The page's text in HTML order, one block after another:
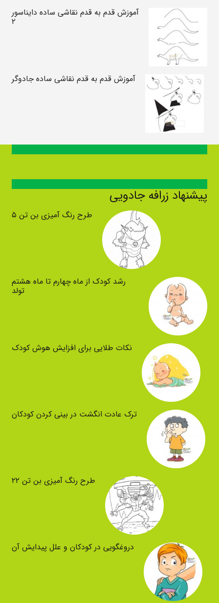
آموزش قدم به قدم نقاشی ساده دایناسور
۲
آموزش قدم به قدم نقاشی ساده جادوگر
پیشنهاد زرافه جادویی
طرح رنگ آمیزی بن تن ۵
رشد کودک از ماه چهارم تا ماه هشتم
تولد
نکات طلایی برای افزایش هوش کودک
ترک عادت انگشت در بینی کردن کودکان
طرح رنگ آمیزی بن تن ۲۲
دروغگویی در کودکان و علل پیدایش آن